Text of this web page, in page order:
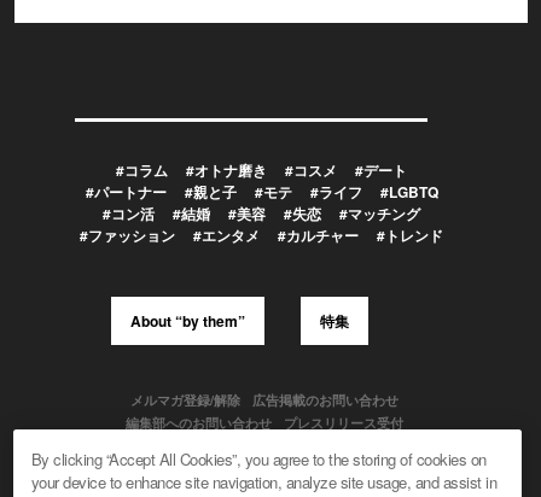
#コラム #オトナ磨き #コスメ
#デート
#パートナー
#親と子 #モテ #ライフ
#LGBTQ
#コン活
#結婚 #美容 #失恋
#マッチング
#ファッション
#エンタメ #カルチャー #トレンド
About “by them” 特集
メルマガ登録/解除
広告掲載のお問い合わせ
編集部へのお問い合わせ
プレスリリース受付
By clicking “Accept All Cookies”, you agree to the storing of cookies on
your device to enhance site navigation, analyze site usage, and assist in